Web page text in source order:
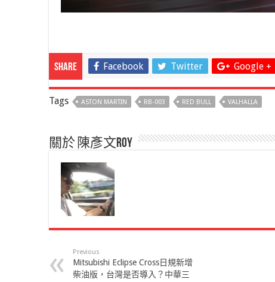
Share Facebook Twitter Google +
Tags ASTON MARTIN RB-003 RED BULL VALHALLA
關於 陳彥文Roy
Previous
Mitsubishi Eclipse Cross日規新增
柴油版，台灣是否導入？中華三